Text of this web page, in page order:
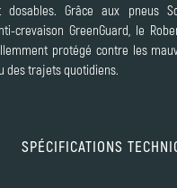
dosables. Grâce aux pneus
crevaison GreenGuard, le
protégé contre les
des trajets quotidiens.
SPÉCIFICATIONS